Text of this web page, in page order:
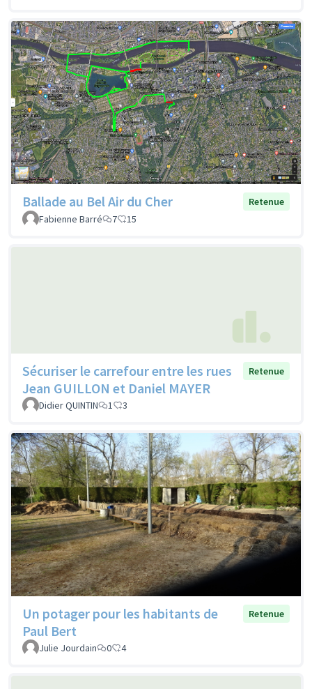
Ballade au Bel Air du Cher
Retenue
Fabienne Barré
7 15
Sécuriser le carrefour entre les rues
Jean GUILLON et Daniel MAYER
Retenue
Didier QUINTIN 1 3
Un potager pour les habitants de
Paul Bert
Retenue
Julie Jourdain 0 4